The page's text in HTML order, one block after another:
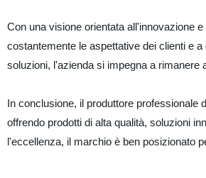
Con una visione orientata all'innovazione
costantemente le aspettative dei clienti e
soluzioni, l'azienda si impegna a rimanere
In conclusione, il produttore professionale
offrendo prodotti di alta qualità, soluzioni
l'eccellenza, il marchio è ben posizionato